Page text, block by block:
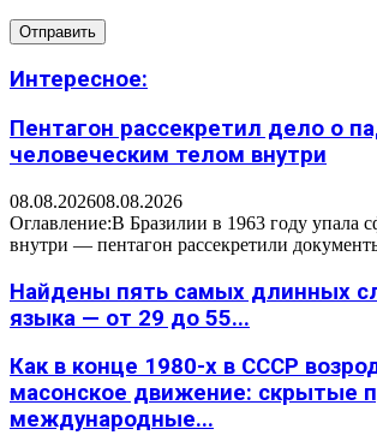
Интересное:
Пентагон рассекретил дело о
человеческим телом внутри
08.08.202608.08.2026
Оглавление:В Бразилии в 1963 году упала
внутри — пентагон рассекретили
Найдены пять самых длинных
языка — от 29 до 55...
Как в конце 1980-х в СССР
масонское движение: скрытые
международные...